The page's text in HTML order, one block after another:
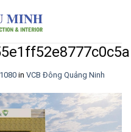
in VCB Đông Quảng Ninh